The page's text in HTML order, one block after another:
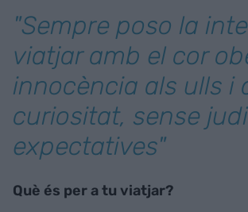
"Sempre poso la
viatjar amb el cor
innocència als ulls i
curiositat, sense
expectatives"
Què és per a tu viatjar?